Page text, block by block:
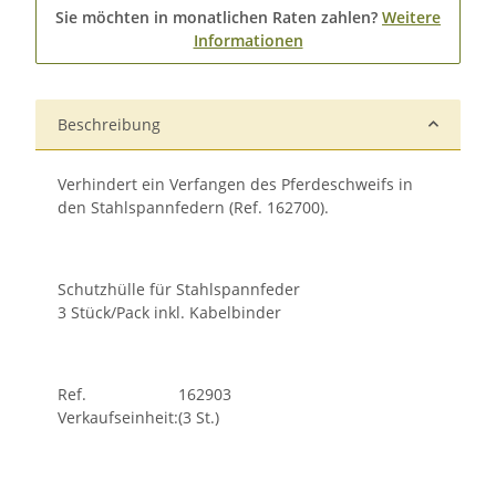
Sie möchten in monatlichen Raten zahlen? Weitere
Informationen
Beschreibung
Verhindert ein Verfangen des Pferdeschweifs in
den Stahlspannfedern (Ref. 162700).
Schutzhülle für Stahlspannfeder
3 Stück/Pack inkl. Kabelbinder
Ref.
162903
Verkaufseinheit:(3 St.)